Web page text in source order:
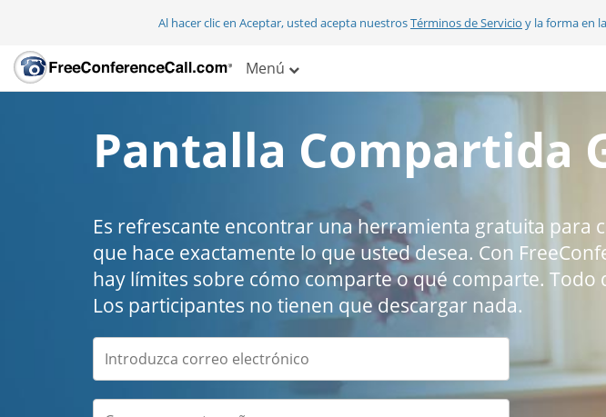
Al hacer clic en Aceptar, usted acepta nuestrosTérminos de Servicio y la forma en
Menú
Pantalla Compartida
Es refrescante encontrar una herramienta gratuita para
que hace exactamente lo que usted desea. Con
hay límites sobre cómo comparte o qué comparte. Todo
Los participantes no tienen que descargar nada.